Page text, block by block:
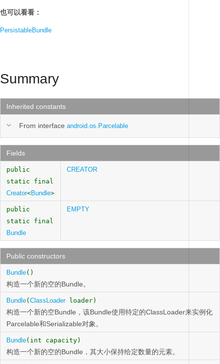
也可以看看：
PersistableBundle
Summary
Inherited constants
From interface android.os.Parcelable
Fields
public
static final
Creator<Bundle>
CREATOR
public
static final
Bundle
EMPTY
Public constructors
Bundle()
构造一个新的空的Bundle。
Bundle( ClassLoaderloader)
构造一个新的空Bundle，该Bundle使用特定的ClassLoader来实例化
Parcelable和Serializable对象。
Bundle(int capacity)
构造一个新的空的Bundle，其大小保持给定数量的元素。